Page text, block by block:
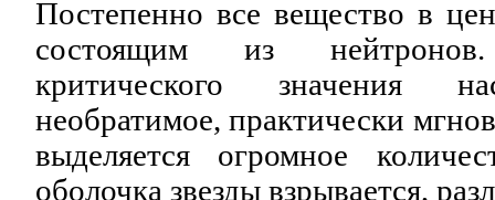
Постепенно все вещество в
состоящим из
критического значения
необратимое, практически
выделяется огромное
оболочка звезды взрывается,